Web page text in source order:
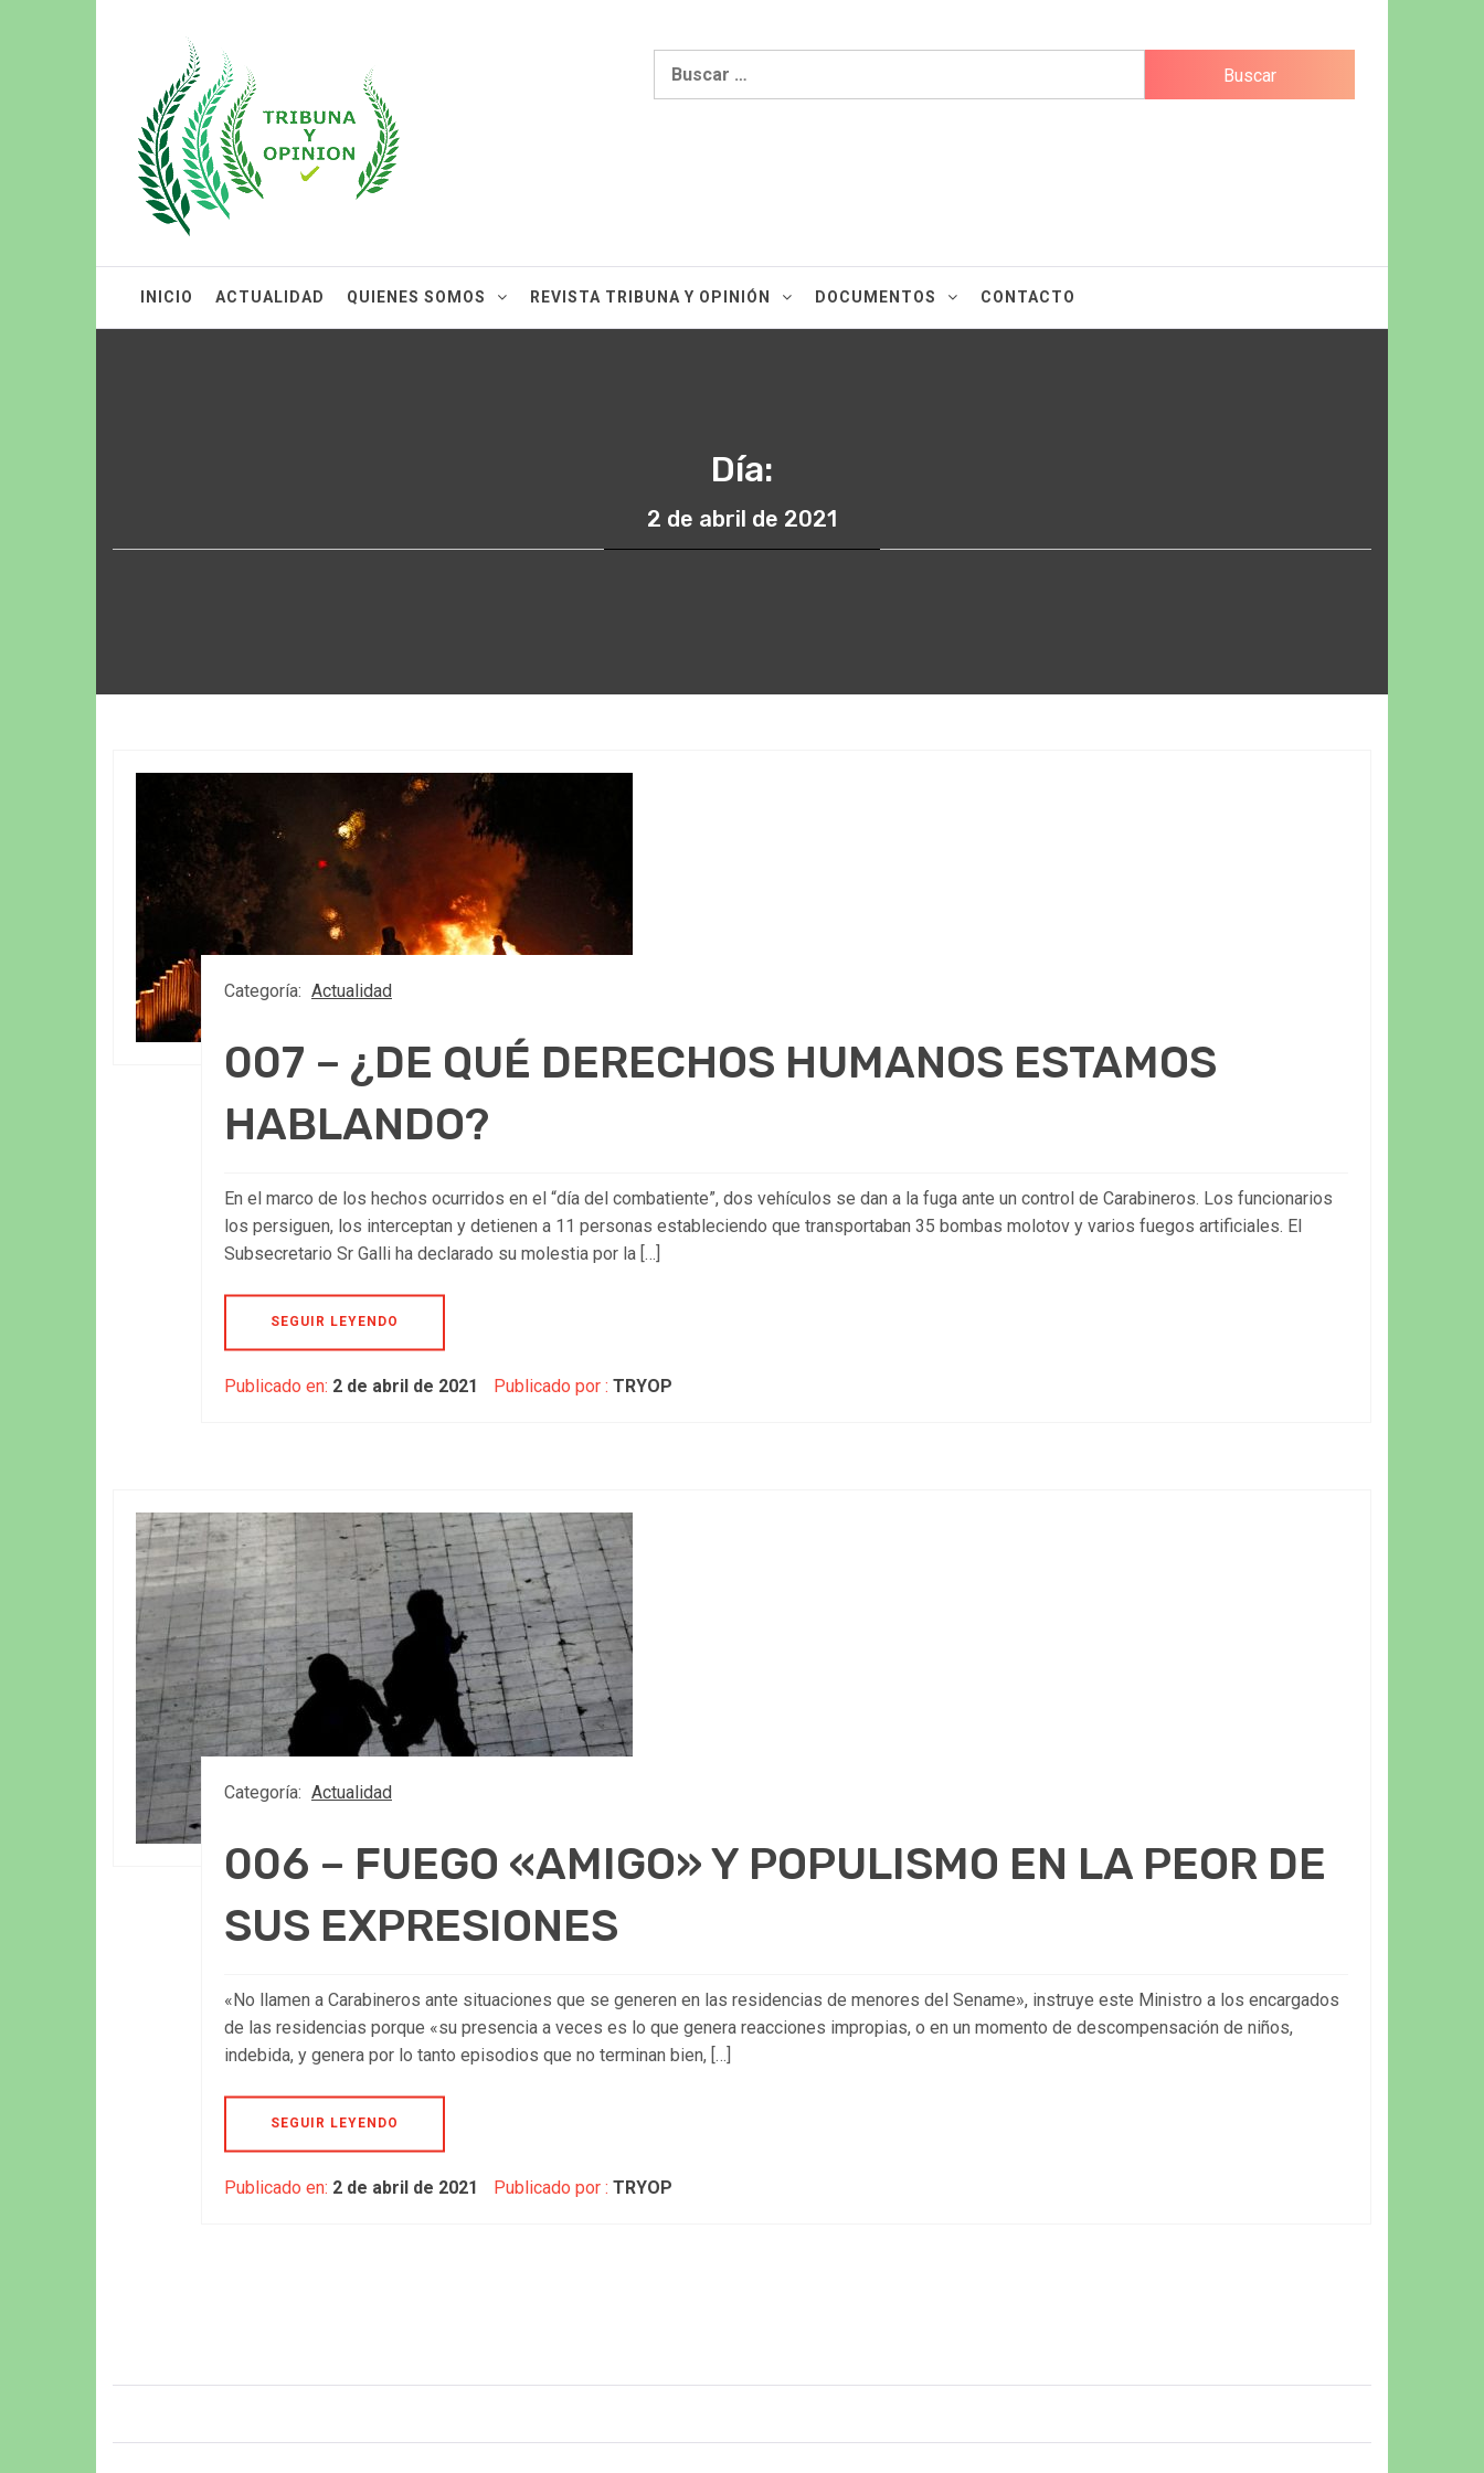
Tribuna & Opinión
INICIO ACTUALIDAD QUIENES SOMOS REVISTA TRIBUNA Y OPINIÓN DOCUMENTOS CONTACTO
Día:
2 de abril de 2021
Categoría: Actualidad
007 – ¿DE QUÉ DERECHOS HUMANOS ESTAMOS
HABLANDO?
En el marco de los hechos ocurridos en el “día del combatiente”, dos vehículos se dan a la fuga ante un control de Carabineros. Los funcionarios
los persiguen, los interceptan y detienen a 11 personas estableciendo que transportaban 35 bombas molotov y varios fuegos artificiales. El
Subsecretario Sr Galli ha declarado su molestia por la […]
SEGUIR LEYENDO
Publicado en: 2 de abril de 2021 Publicado por : TRYOP
Categoría: Actualidad
006 – FUEGO «AMIGO» Y POPULISMO EN LA PEOR DE
SUS EXPRESIONES
«No llamen a Carabineros ante situaciones que se generen en las residencias de menores del Sename», instruye este Ministro a los encargados
de las residencias porque «su presencia a veces es lo que genera reacciones impropias, o en un momento de descompensación de niños,
indebida, y genera por lo tanto episodios que no terminan bien, […]
SEGUIR LEYENDO
Publicado en: 2 de abril de 2021 Publicado por : TRYOP